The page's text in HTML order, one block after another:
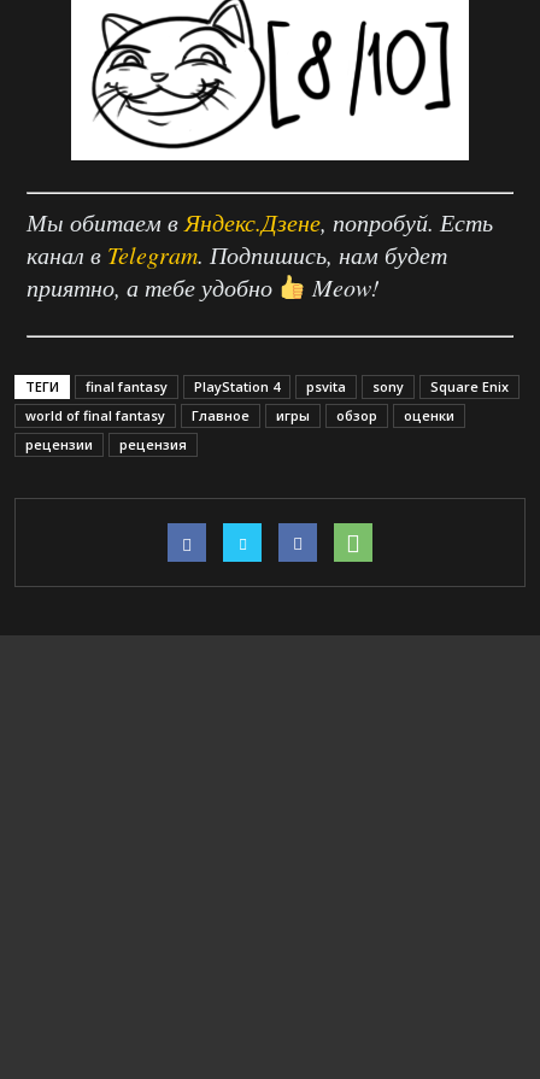
Мы обитаем в Яндекс.Дзене, попробуй. Есть
канал в Telegram. Подпишись, нам будет
приятно, а тебе удобно
Meow!
ТЕГИ final fantasy PlayStation 4 psvita sony
Square Enix
world of final fantasy
Главное игры обзор
оценки
рецензии
рецензия